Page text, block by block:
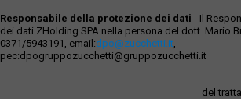
Responsabile della protezione dei dati - Il
dei dati ZHolding SPA nella persona del dott. Mario
0371/5943191, email:dpo@zucchetti.it,
pec:dpogruppozucchetti@gruppozucchetti.it
del